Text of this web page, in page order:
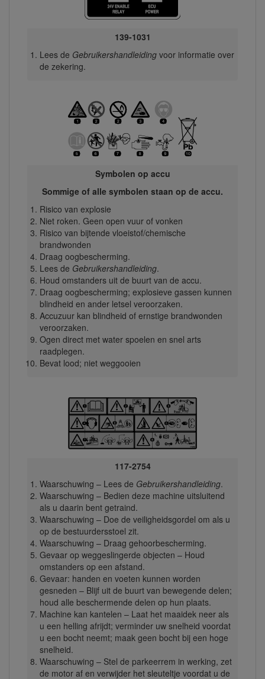
139-1031
Lees de Gebruikershandleidingvoor informatie over
de zekering.
Symbolen op accu
Sommige of alle symbolen staan op de accu.
Risico van explosie
Niet roken. Geen open vuur of vonken
Risico van bijtende vloeistof/chemische
brandwonden
Draag oogbescherming.
Lees de Gebruikershandleiding.
Houd omstanders uit de buurt van de accu.
Draag oogbescherming; explosieve gassen kunnen
blindheid en ander letsel veroorzaken.
Accuzuur kan blindheid of ernstige brandwonden
veroorzaken.
Ogen direct met water spoelen en snel arts
raadplegen.
Bevat lood; niet weggooien
117-2754
Waarschuwing – Lees de Gebruikershandleiding.
Waarschuwing – Bedien deze machine uitsluitend
als u daarin bent getraind.
Waarschuwing – Doe de veiligheidsgordel om als u
op de bestuurdersstoel zit.
Waarschuwing – Draag gehoorbescherming.
Gevaar op weggeslingerde objecten – Houd
omstanders op een afstand.
Gevaar: handen en voeten kunnen worden
gesneden – Blijf uit de buurt van bewegende delen;
houd alle beschermende delen op hun plaats.
Machine kan kantelen – Laat het maaidek neer als
u een helling afrijdt; verminder uw snelheid voordat
u een bocht neemt; maak geen bocht bij een hoge
snelheid.
Waarschuwing – Stel de parkeerrem in werking, zet
de motor af en verwijder het sleuteltje voordat u de